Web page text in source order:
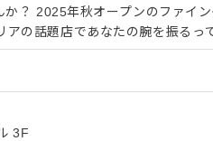
？ 2025年秋オープンのファイ
アの話題店であなたの腕を振るっ
。お持ちの経験を同業態で活かす
です。 今後もオープン計画が多
して、調理業務を中心に、スタッ
務全般をお任せします。 お客様
る『遊び場』を、あなたの料理で
3F